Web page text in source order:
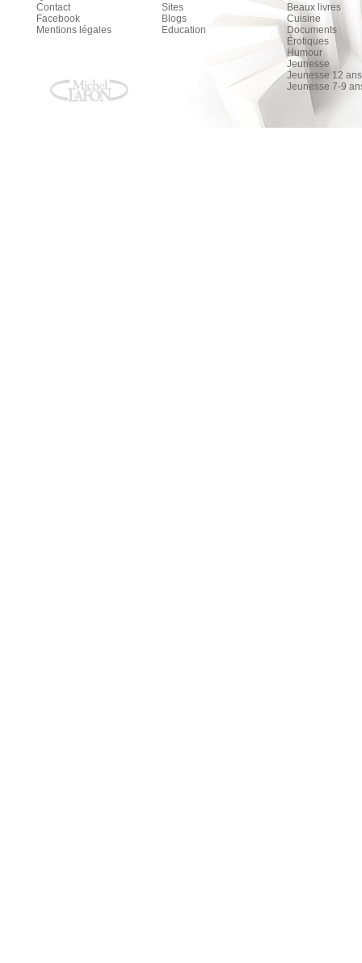
Contact
Facebook
Mentions légales
Sites
Blogs
Education
Beaux livres
Cuisine
Documents
Érotiques
Humour
Jeunesse
Jeunesse 12
Jeunesse 7-9